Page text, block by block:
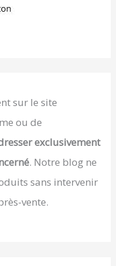
sur le site
ou de
exclusivement
. Notre blog ne
sans intervenir
vente.